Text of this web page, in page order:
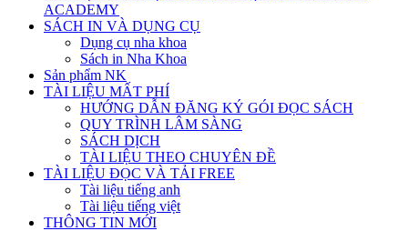
ACADEMY
SÁCH IN VÀ DỤNG CỤ
Dụng cụ nha khoa
Sách in Nha Khoa
Sản phẩm NK
TÀI LIỆU MẤT PHÍ
HƯỚNG DẪN ĐĂNG KÝ GÓI ĐỌC SÁCH
QUY TRÌNH LÂM SÀNG
SÁCH DỊCH
TÀI LIỆU THEO CHUYÊN ĐỀ
TÀI LIỆU ĐỌC VÀ TẢI FREE
Tài liệu tiếng anh
Tài liệu tiếng việt
THÔNG TIN MỚI